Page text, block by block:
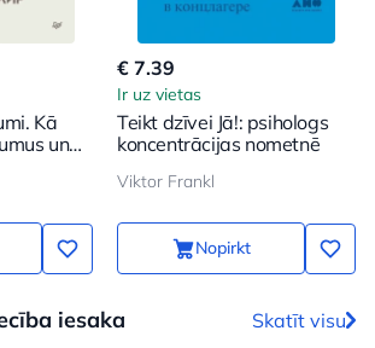
Kā
un
€ 7.39
Ir uz vietas
Teikt dzīvei Jā!: psihologs
koncentrācijas nometnē
Viktor Frankl
Nopirkt
iesaka Skatīt visu